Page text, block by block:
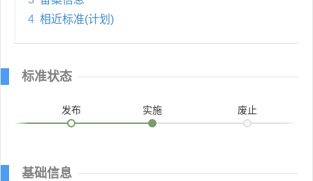
4 相近标准(计划)
标准状态
发布 实施 废止
基础信息